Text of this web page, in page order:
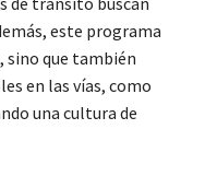
este programa
sino que también
en las vías, como
una cultura de